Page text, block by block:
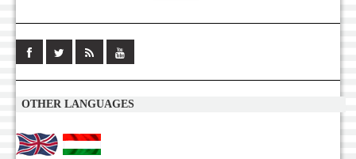
OTHER LANGUAGES